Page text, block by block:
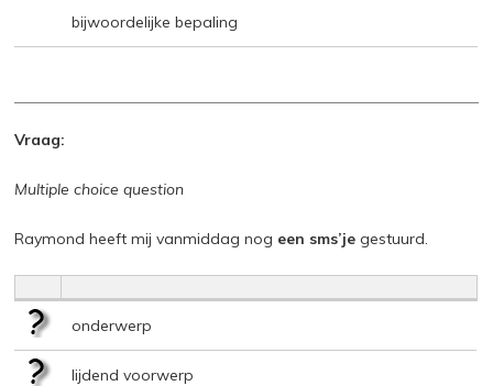
bijwoordelijke bepaling
Vraag:
Multiple choice question
Raymond heeft mij vanmiddag nog een sms’je gestuurd.
onderwerp
lijdend voorwerp